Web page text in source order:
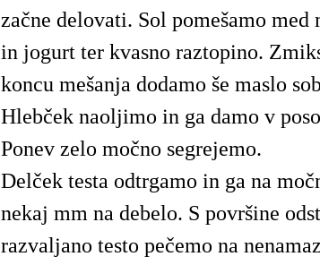
začne delovati. Sol pomešamo
in jogurt ter kvasno raztopino.
koncu mešanja dodamo še maslo
Hlebček naoljimo in ga damo v
Ponev zelo močno segrejemo.
Delček testa odtrgamo in ga na
nekaj mm na debelo. S površine
razvaljano testo pečemo na